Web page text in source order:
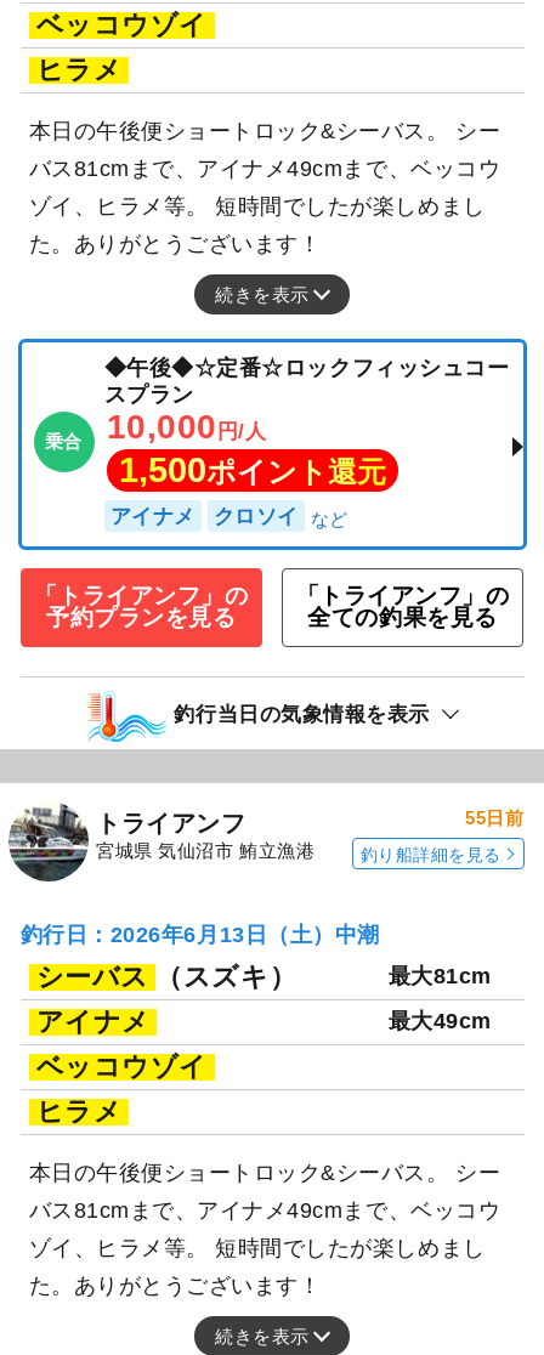
ベッコウゾイ
ヒラメ
本日の午後便ショートロック&シーバス。 シー
バス81cmまで、アイナメ49cmまで、ベッコウ
ゾイ、ヒラメ等。 短時間でしたが楽しめまし
た。ありがとうございます！
続きを表示
乗合
◆午後◆☆定番☆ロックフィッシュコー
スプラン
10,000 円/人
1,500ポイント還元
アイナメ クロソイ
「トライアンフ」の
予約プランを見る
「トライアンフ」の
全ての釣果を見る
釣行当日の気象情報を表示
トライアンフ
宮城県 気仙沼市 鮪立漁港
55日前
釣り船詳細を見る
釣行日：2026年6月13日（土）中潮
シーバス （スズキ） 最大81cm
アイナメ 最大49cm
ベッコウゾイ
ヒラメ
本日の午後便ショートロック&シーバス。 シー
バス81cmまで、アイナメ49cmまで、ベッコウ
ゾイ、ヒラメ等。 短時間でしたが楽しめまし
た。ありがとうございます！
続きを表示